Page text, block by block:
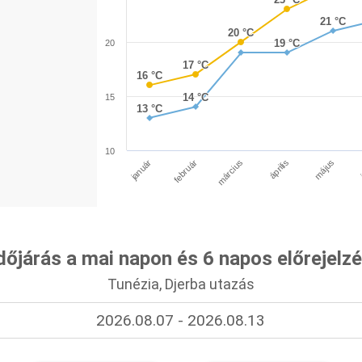
16 °C
16 °C
17 °C
17 °C
20 °C
20 °C
13 °C
13 °C
14 °C
14 °C
19 °C
19 °C
21 °C
21 °C
január február március április május
10
15
20
a mai napon és 6 napos
Tunézia, Djerba utazás
2026.08.07 - 2026.08.13